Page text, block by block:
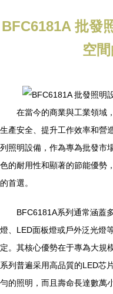
BFC6181A 批發
空
在當今的商業與工業領域
生產安全、提升工作效率和營
列照明設備，作為專為批發市
色的耐用性和顯著的節能優勢
的首選。
BFC6181A系列通常涵蓋
燈、LED面板燈或戶外泛光燈
定。其核心優勢在于專為大規
系列普遍采用高品質的LED芯
勻的照明，而且壽命長達數萬